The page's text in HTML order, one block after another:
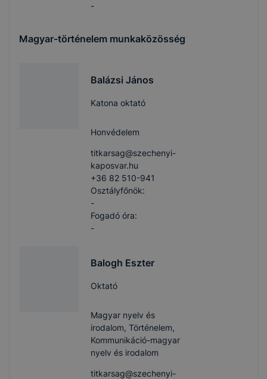
-
Magyar-történelem munkaközösség
Balázsi János
Katona oktató
Honvédelem
titkarsag​@szechenyi-
kaposvar.hu
+36 82 510-941
Osztályfőnök:
-
Fogadó óra:
-
Balogh Eszter
Oktató
Magyar nyelv és
irodalom, Történelem,
Kommunikáció-magyar
nyelv és irodalom
titkarsag​@szechenyi-